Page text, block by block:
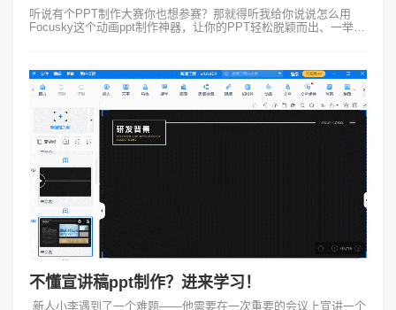
听说有个PPT制作大赛你也想参赛？那就得听我给你说说怎么用
Focusky这个动画ppt制作神器，让你的PPT轻松脱颖而出、一举夺
不懂宣讲稿ppt制作？进来学习！
新人小李遇到了一个难题——他需要在一次重要的会议上宣讲一个